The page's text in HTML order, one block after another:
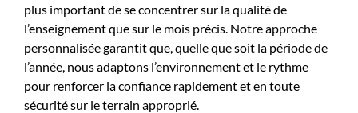
plus important de se concentrer sur la qualité de
l’enseignement que sur le mois précis. Notre approche
personnalisée garantit que, quelle que soit la période de
l’année, nous adaptons l’environnement et le rythme
pour renforcer la confiance rapidement et en toute
sécurité sur le terrain approprié.